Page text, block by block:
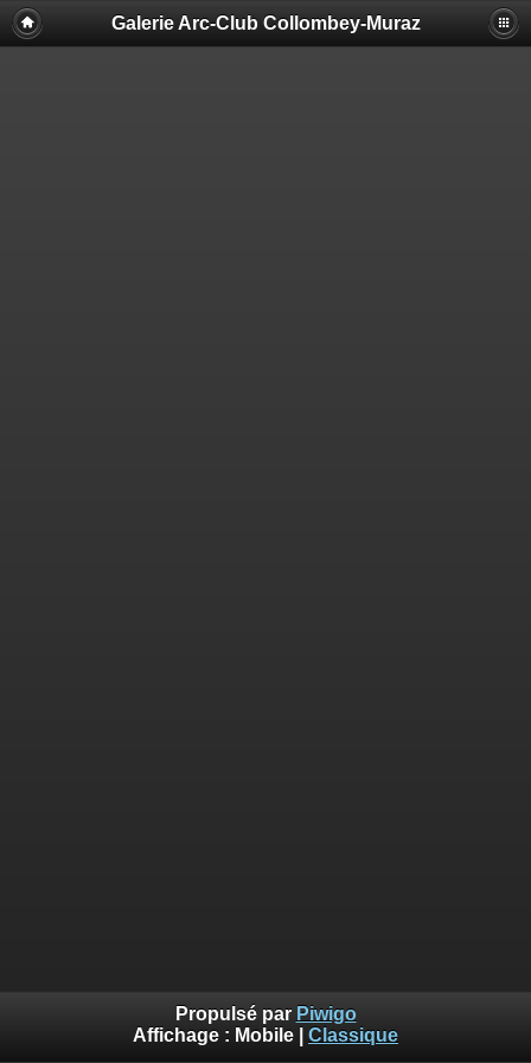
Galerie Arc-Club Collombey-Muraz
Propulsé par Piwigo
Affichage : Mobile Classique